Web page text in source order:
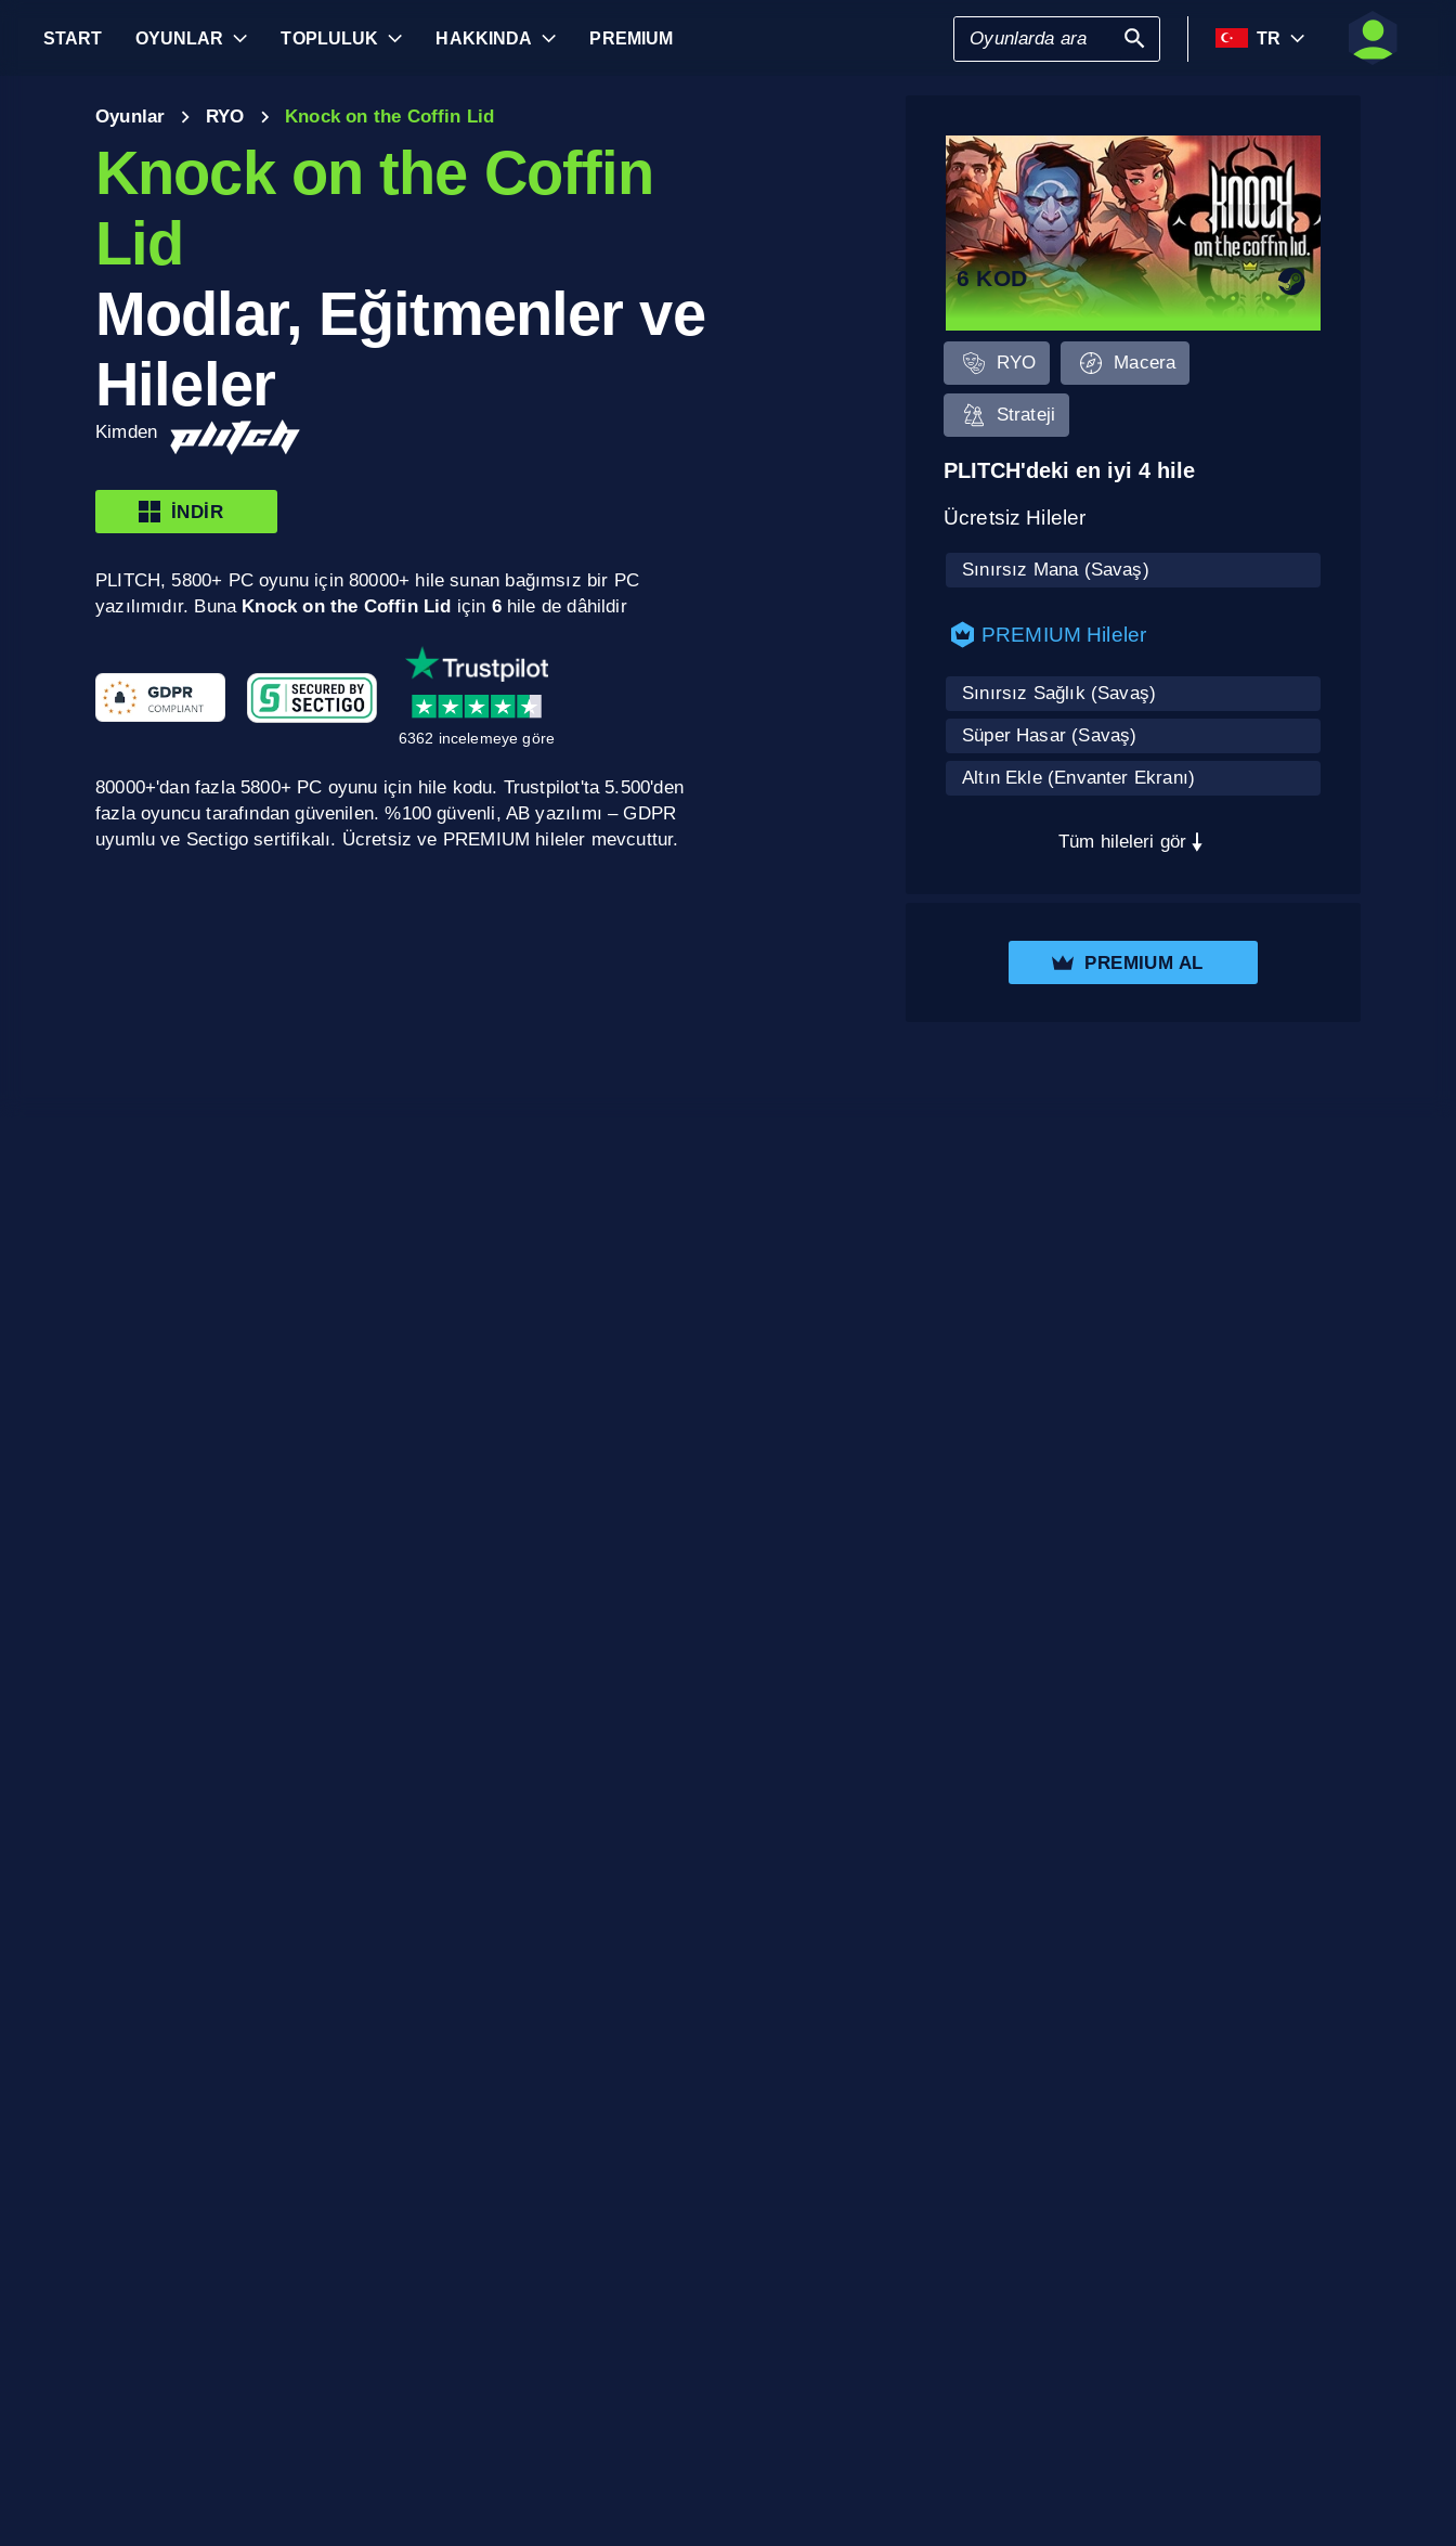
START OYUNLAR TOPLULUK HAKKINDA PREMIUM TR
Oyunlar RYO Knock on the Coffin Lid
Knock on the Coffin
Lid
Modlar, Eğitmenler ve
Hileler
Kimden
İNDIR
PLITCH, 5800+ PC oyunu için 80000+ hile sunan bağımsız bir PC
yazılımıdır. Buna Knock on the Coffin Lid için 6hile de dâhildir
6362 incelemeye göre
80000+'dan fazla 5800+ PC oyunu için hile kodu. Trustpilot'ta 5.500'den
fazla oyuncu tarafından güvenilen. %100 güvenli, AB yazılımı – GDPR
uyumlu ve Sectigo sertifikalı. Ücretsiz ve PREMIUM hileler mevcuttur.
6 KOD
RYO Macera
Strateji
PLITCH'deki en iyi 4 hile
Ücretsiz Hileler
Sınırsız Mana (Savaş)
PREMIUM Hileler
Sınırsız Sağlık (Savaş)
Süper Hasar (Savaş)
Altın Ekle (Envanter Ekranı)
Tüm hileleri gör
PREMIUM AL